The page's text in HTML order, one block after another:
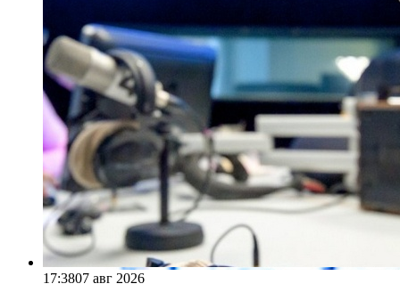
17:3807 авг 2026